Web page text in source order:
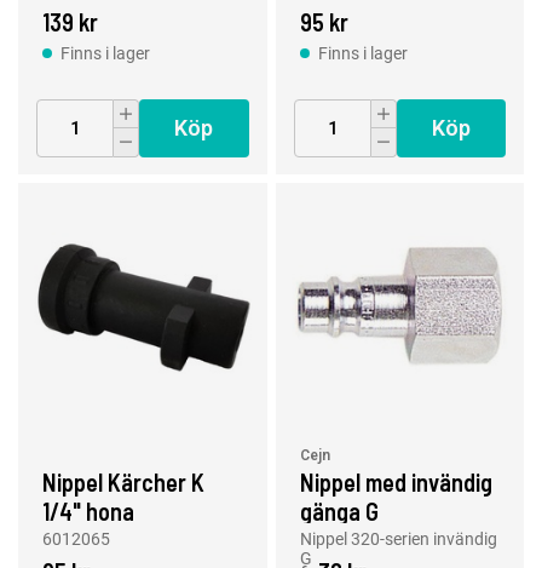
139 kr
Finns i lager
Köp
95 kr
Finns i lager
Köp
Nippel Kärcher K
1/4" hona
6012065
Cejn
Nippel med invändig
gänga G
Nippel 320-serien invändig
G